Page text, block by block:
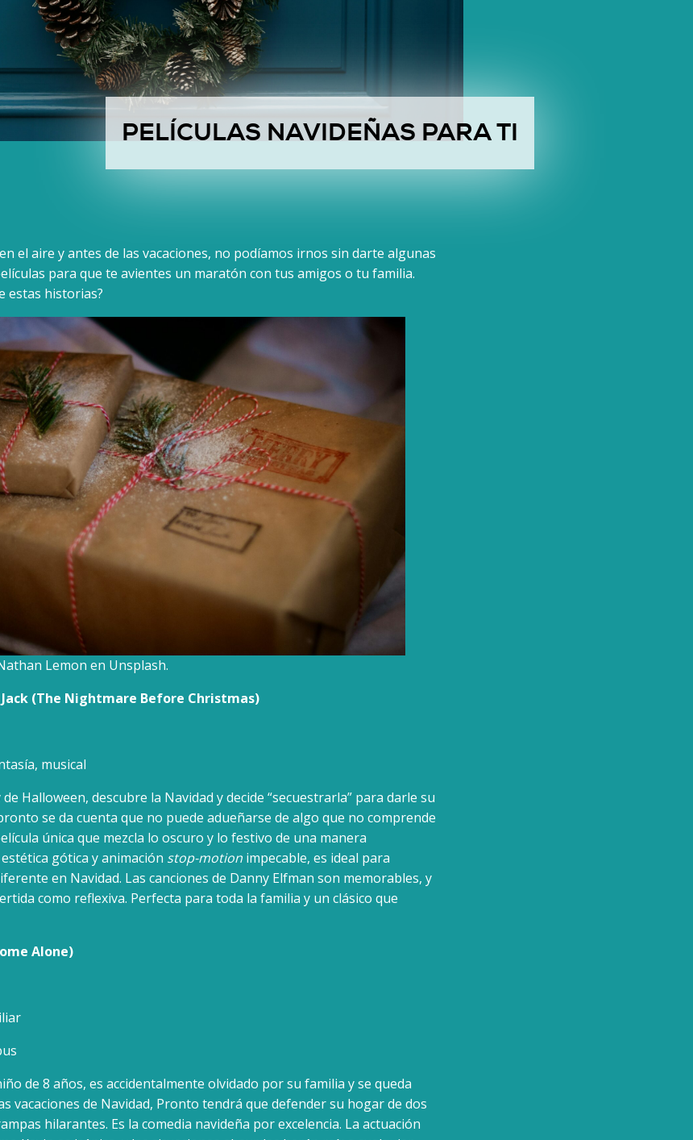
PELÍCULAS NAVIDEÑAS PARA TI
el aire y antes de las vacaciones, no podíamos irnos sin darte algunas
para que te avientes un maratón con tus amigos o tu familia.
estas historias?
Lemon en Unsplash.
(The Nightmare Before Christmas)
musical
Halloween, descubre la Navidad y decide “secuestrarla” para darle su
se da cuenta que no puede adueñarse de algo que no comprende
única que mezcla lo oscuro y lo festivo de una manera
gótica y animación stop-motion impecable, es ideal para
en Navidad. Las canciones de Danny Elfman son memorables, y
como reflexiva. Perfecta para toda la familia y un clásico que
Alone)
de 8 años, es accidentalmente olvidado por su familia y se queda
vacaciones de Navidad, Pronto tendrá que defender su hogar de dos
hilarantes. Es la comedia navideña por excelencia. La actuación